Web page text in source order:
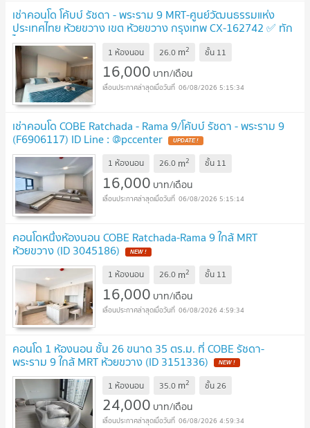
เช่าคอนโด โค้บบ์ รัชดา - พระราม 9 MRT-ศูนย์วัฒนธรรมแห่ง
ประเทศไทย ห้วยขวาง เขต ห้วยขวาง กรุงเทพ CX-162742 ✅ ทัก
ไลน์ @connexproperty ตอบทันที ทีมงานมืออาชีพ ✅
1 ห้องนอน 26.0 m2 ชั้น 11
16,000 บาท/เดือน
06/08/2026 5:15:34
เช่าคอนโด COBE Ratchada - Rama 9/โค้บบ์ รัชดา - พระราม 9
(F6906117) ID Line : @pccenter
1 ห้องนอน 26.0 m2 ชั้น 11
16,000 บาท/เดือน
06/08/2026 5:15:14
คอนโดหนึ่งห้องนอน COBE Ratchada-Rama 9 ใกล้ MRT
ห้วยขวาง (ID 3045186)
1 ห้องนอน 26.0 m2 ชั้น 11
16,000 บาท/เดือน
06/08/2026 4:59:34
คอนโด 1 ห้องนอน ชั้น 26 ขนาด 35 ตร.ม. ที่ COBE รัชดา-
พระราม 9 ใกล้ MRT ห้วยขวาง (ID 3151336)
1 ห้องนอน 35.0 m2 ชั้น26
24,000 บาท/เดือน
06/08/2026 4:59:34